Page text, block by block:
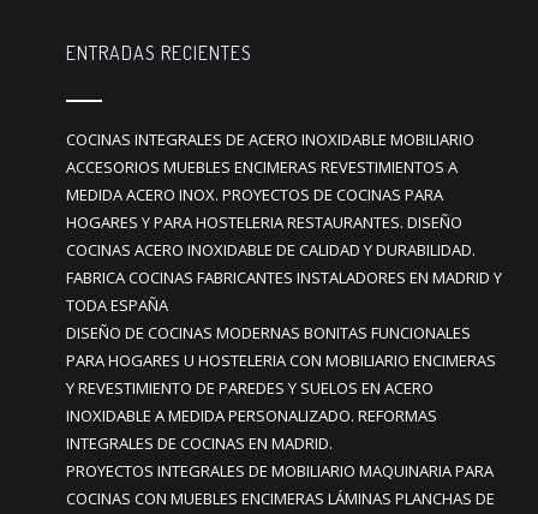
ENTRADAS RECIENTES
COCINAS INTEGRALES DE ACERO INOXIDABLE MOBILIARIO
ACCESORIOS MUEBLES ENCIMERAS REVESTIMIENTOS A
MEDIDA ACERO INOX. PROYECTOS DE COCINAS PARA
HOGARES Y PARA HOSTELERIA RESTAURANTES. DISEÑO
COCINAS ACERO INOXIDABLE DE CALIDAD Y DURABILIDAD.
FABRICA COCINAS FABRICANTES INSTALADORES EN MADRID Y
TODA ESPAÑA
DISEÑO DE COCINAS MODERNAS BONITAS FUNCIONALES
PARA HOGARES U HOSTELERIA CON MOBILIARIO ENCIMERAS
Y REVESTIMIENTO DE PAREDES Y SUELOS EN ACERO
INOXIDABLE A MEDIDA PERSONALIZADO. REFORMAS
INTEGRALES DE COCINAS EN MADRID.
PROYECTOS INTEGRALES DE MOBILIARIO MAQUINARIA PARA
COCINAS CON MUEBLES ENCIMERAS LÁMINAS PLANCHAS DE